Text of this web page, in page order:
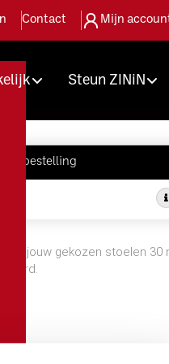
Contact Mijn
Steun ZINiN
bestelling
jouw gekozen stoelen 30